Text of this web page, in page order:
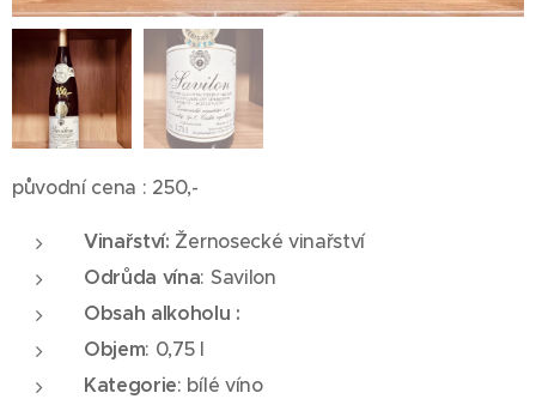
původní cena : 250,-
Vinařství: Žernosecké vinařství
Odrůda vína: Savilon
Obsah alkoholu :
Objem: 0,75 l
Kategorie: bílé víno